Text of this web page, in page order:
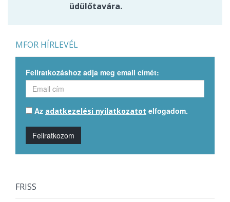
üdülőtavára.
MFOR HÍRLEVÉL
Feliratkozáshoz adja meg email címét:
Az adatkezelési nyilatkozatot elfogadom.
Feliratkozom
FRISS